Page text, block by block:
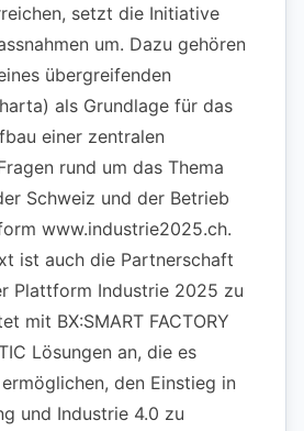
setzt die Initiative
um. Dazu gehören
übergreifenden
als Grundlage für das
einer zentralen
rund um das Thema
Schweiz und der Betrieb
www.industrie2025.ch.
ist auch die Partnerschaft
Plattform Industrie 2025 zu
mit BX:SMART FACTORY
Lösungen an, die es
den Einstieg in
und Industrie 4.0 zu